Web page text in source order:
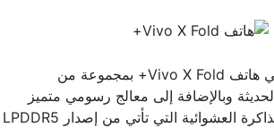
كما من المتوقع أن يأتي هاتف Vivo X Fold+ بمجموعة من
وبالإضافة إلى معالج رسومي متميز
وقوي، بالإضافة إلى الذاكرة العشوائية التي تأتي من إصدار LPDDR5